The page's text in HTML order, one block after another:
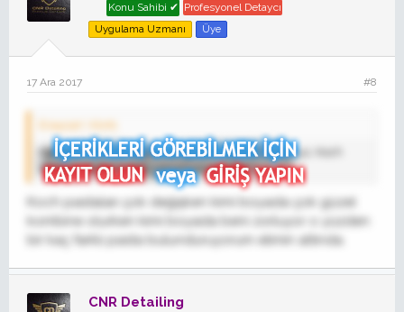
Konu Sahibi ✔ Profesyonel Detaycı
Uygulama Uzmanı
Üye
17 Ara 2017 #8
Eraycan' Alıntı:
Masallah elinize sağlık cok güzel uygulama olmus. Koch
pastalar haklarındaki yorumunuz nedir?
Koch pastaları çok değişken kimi boyada çok güzel
kombine olurken kimi boyada beni zorluyor o yüzden
bir kaç farklı pasta bulunduruyorum elimin altında.
CNR Detailing